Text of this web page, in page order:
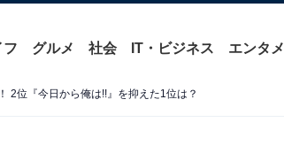
フ グルメ 社会 IT・ビジネス エンタメ
2位『今日から俺は!!』を抑えた1位は？